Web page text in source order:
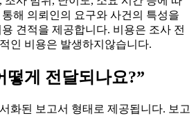
해 의뢰인의 요구와 사건의 특성을
견적을 제공합니다. 비용은 조사 전
인 비용은 발생하지않습니다.
떻게 전달되나요?”
화된 보고서 형태로 제공됩니다. 보고